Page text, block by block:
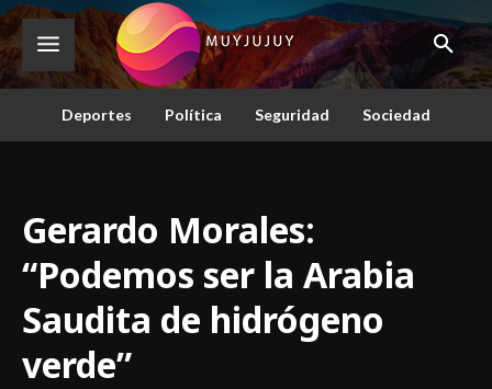
Deportes Política Seguridad Sociedad
Gerardo Morales:
“Podemos ser la Arabia
Saudita de hidrógeno
verde”